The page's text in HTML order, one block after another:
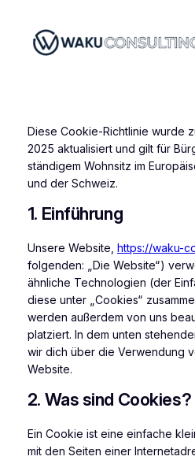
springen
Diese Cookie-Richtlinie wurde
2025 aktualisiert und gilt für
ständigem Wohnsitz im
und der Schweiz.
1. Einführung
Unsere Website, https://waku-
folgenden: „Die Website“)
ähnliche Technologien (der
diese unter „Cookies“
werden außerdem von uns
platziert. In dem unten
wir dich über die Verwendung
Website.
2. Was sind Cookies?
Ein Cookie ist eine einfache
mit den Seiten einer